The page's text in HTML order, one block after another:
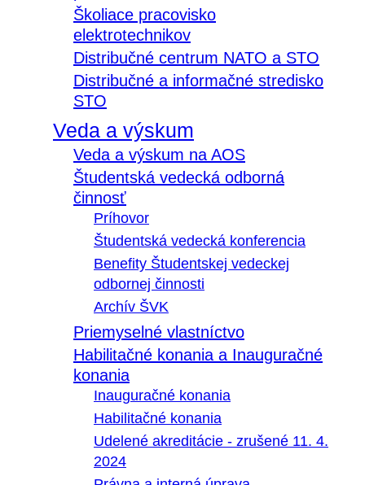
Školiace pracovisko
elektrotechnikov
Distribučné centrum NATO a STO
Distribučné a informačné stredisko
STO
Veda a výskum
Veda a výskum na AOS
Študentská vedecká odborná
činnosť
Príhovor
Študentská vedecká konferencia
Benefity Študentskej vedeckej
odbornej činnosti
Archív ŠVK
Priemyselné vlastníctvo
Habilitačné konania a Inauguračné
konania
Inauguračné konania
Habilitačné konania
Udelené akreditácie - zrušené 11. 4.
2024